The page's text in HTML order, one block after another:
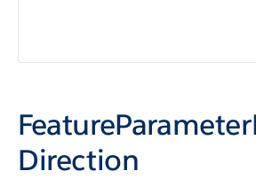
Direction